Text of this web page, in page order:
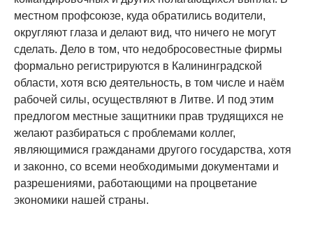
местном профсоюзе, куда обратились водители,
округляют глаза и делают вид, что ничего не могут
сделать. Дело в том, что недобросовестные фирмы
формально регистрируются в Калининградской
области, хотя всю деятельность, в том числе и наём
рабочей силы, осуществляют в Литве. И под этим
предлогом местные защитники прав трудящихся не
желают разбираться с проблемами коллег,
являющимися гражданами другого государства, хотя
и законно, со всеми необходимыми документами и
разрешениями, работающими на процветание
экономики нашей страны.